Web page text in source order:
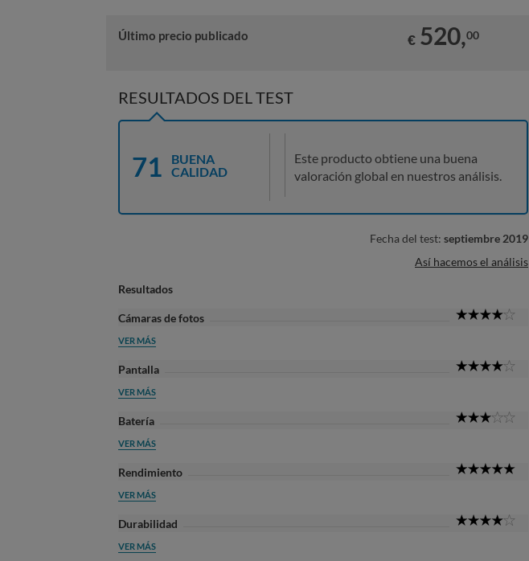
Último precio publicado € 520,00
RESULTADOS DEL TEST
71
BUENA
CALIDAD
Este producto obtiene una buena
valoración global en nuestros análisis.
Fecha del test: septiembre 2019
Así hacemos el análisis
Resultados
Cámaras de fotos
VER MÁS
Pantalla
VER MÁS
Batería
VER MÁS
Rendimiento
VER MÁS
Durabilidad
VER MÁS